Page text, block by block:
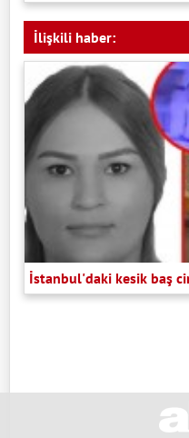
İlişkili haber:
İstanbul'daki kesik baş